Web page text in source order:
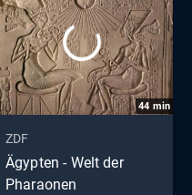
44 min
ZDF
Ägypten - Welt der
Pharaonen